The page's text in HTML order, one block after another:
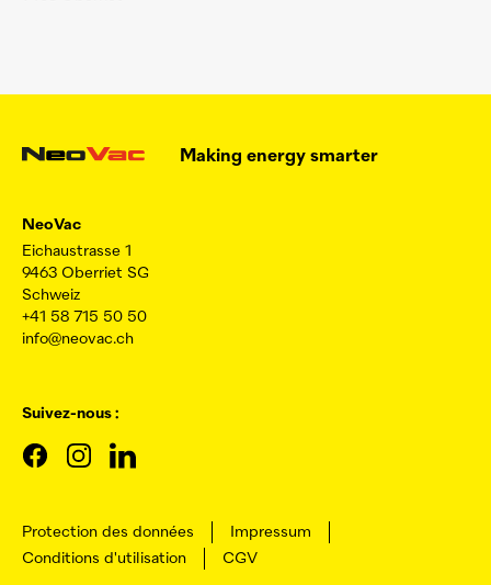
Making energy smarter
NeoVac
Eichaustrasse 1
9463 Oberriet SG
Schweiz
+41 58 715 50 50
info@neovac.ch
Suivez-nous :
Protection des données
Impressum
Conditions d'utilisation
CGV